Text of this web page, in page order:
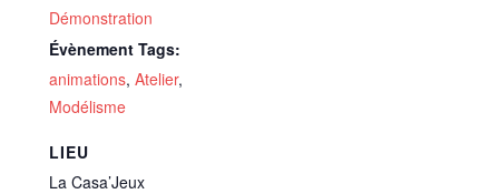
Démonstration
Évènement Tags:
animations, Atelier,
Modélisme
LIEU
La Casa’Jeux